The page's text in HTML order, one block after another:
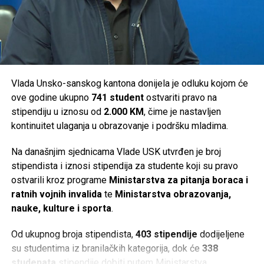
Sanski Most – 36.000 KM
Velika Kladuša – 36.000 KM
Ukupno je za podršku turističkim manifestacijama na
Share Post
Share
Tweet Share
Mail
Vlada Unsko-sanskog kantona donijela je odluku kojom će
ove godine ukupno 741 studentostvariti pravo na
stipendiju u iznosu od 2.000 KM, čime je nastavljen
kontinuitet ulaganja u obrazovanje i podršku mladima.
Na današnjim sjednicama Vlade USK utvrđen je broj
stipendista i iznosi stipendija za studente koji su pravo
ostvarili kroz programe Ministarstva za pitanja boraca i
ratnih vojnih invalida te Ministarstva obrazovanja,
nauke, kulture i sporta.
Od ukupnog broja stipendista, 403 stipendije dodijeljene
su studentima iz branilačkih kategorija, dok će 338